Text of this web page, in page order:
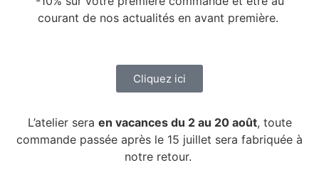
courant de nos actualités en avant première.
Cliquez ici
L’atelier sera en vacances du 2 au 20 août, toute
commande passée après le 15 juillet sera fabriquée à
notre retour.